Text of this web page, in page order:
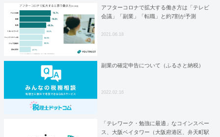
アフターコロナで拡大する働き方は「テレビ
会議」「副業」「転職」と約7割が予測
2021.06.18
副業の確定申告について（ふるさと納税）
2022.02.16
「テレワーク・勉強に最適」なコインスペー
ス、大阪ベイタワー（大阪府港区、弁天町駅